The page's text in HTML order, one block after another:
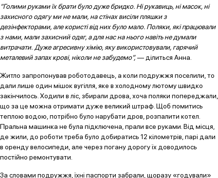
“Голими руками їх брати було дуже бридко. Ні рукавиць, ні масок, ні
захисного одягу ми не мали, на стінах висіли пляшки з
дезінфекторами, але користі від них було мало. Поляки, які працювали
з нами, мали захисний одяг, а для нас на нього навіть не думали
витрачати. Дуже агресивну хімію, яку використовували, гарячий
металевий запах крові, ніколи не забудемо”,— ділиться Анна.
Житло запропонував роботодавець, а коли подружжя поселили, то
дали лише один мішок вугілля, яке в холодному лютому швидко
закінчилось. Ходили в ліс, збирали дрова, хоча поляки попереджали,
що за це можна отримати дуже великий штраф. Щоб помитись
теплою водою, потрібно було нарубати дров, розпалити котел.
Пральна машинка не була підключена, прали все руками. Від місця,
де жили, до роботи треба було добиратись 12 кілометрів, парі дали
в оренду велосипеди, але через погану дорогу їх доводилось
постійно ремонтувати.
За словами подружжя, їхні паспорти забрали, щоразу «годували»